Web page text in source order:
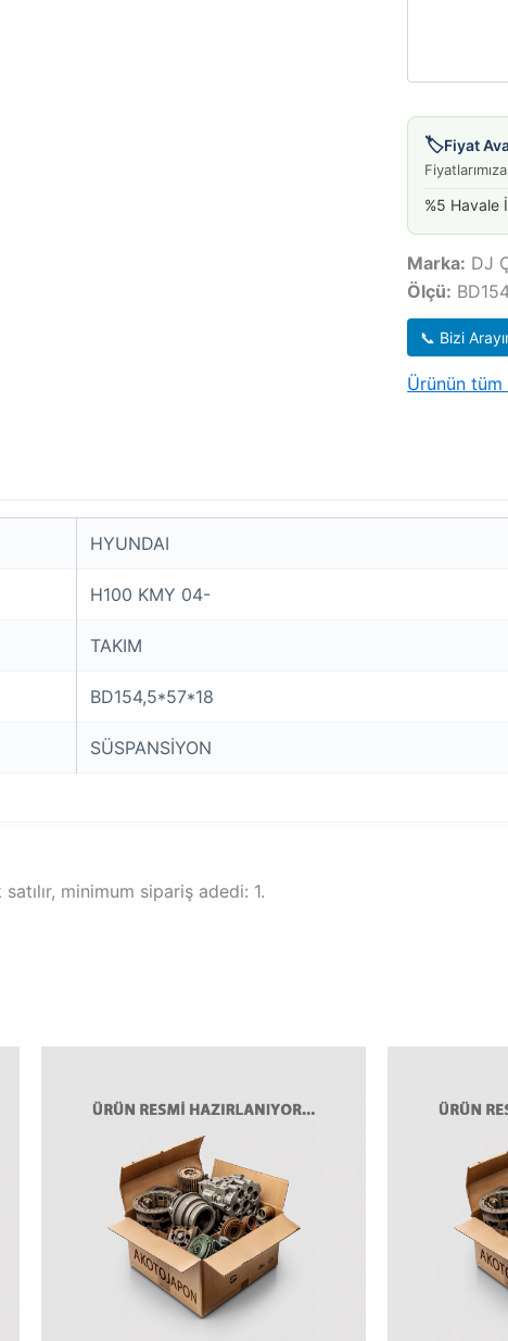
🏷️Fiyat
%5 Havale
Marka: DJ
Ölçü:
📞 Bizi
Ürünün
HYUNDAI
H100 KMY 04-
TAKIM
BD154,5*57*18
SÜSPANSİYON
minimum sipariş adedi: 1.